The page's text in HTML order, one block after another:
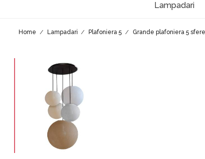
Lampadari
Home Lampadari Plafoniera 5 Grande plafoniera 5